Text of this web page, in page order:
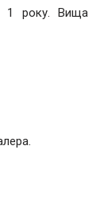
1 року. Вища